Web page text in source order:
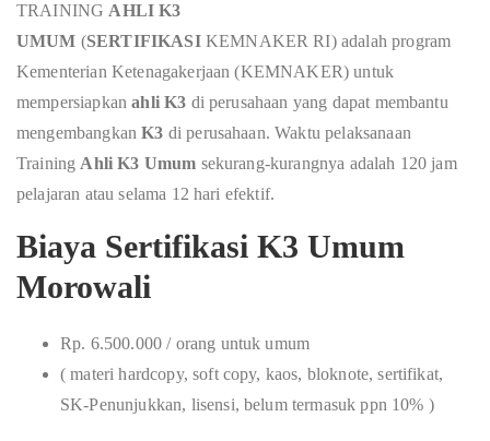
TRAINING AHLI K3
UMUM (SERTIFIKASIKEMNAKER RI) adalah program
Kementerian Ketenagakerjaan (KEMNAKER) untuk
mempersiapkanahli K3 di perusahaan yang dapat membantu
mengembangkanK3 di perusahaan. Waktu pelaksanaan
Training Ahli K3 Umum sekurang-kurangnya adalah 120 jam
pelajaran atau selama 12 hari efektif.
Biaya Sertifikasi K3 Umum
Morowali
Rp. 6.500.000 / orang untuk umum
( materi hardcopy, soft copy, kaos, bloknote, sertifikat,
SK-Penunjukkan, lisensi, belum termasuk ppn 10% )